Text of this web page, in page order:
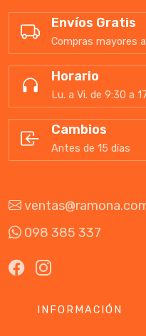
Envíos Gratis
Compras mayores
Horario
Lu. a Vi. de 9:30 a
Cambios
Antes de 15 días
098 385 337
INFORMACIÓN